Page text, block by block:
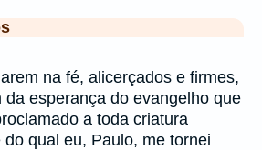
na fé, alicerçados e firmes,
da esperança do evangelho que
a toda criatura
qual eu, Paulo, me tornei